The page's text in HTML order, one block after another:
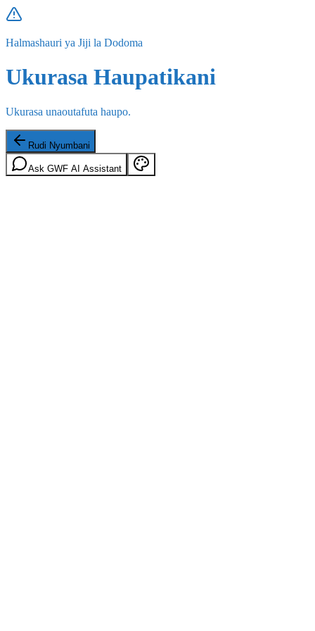
Halmashauri ya Jiji la Dodoma
Ukurasa Haupatikani
Ukurasa unaoutafuta haupo.
Rudi Nyumbani
Ask GWF AI Assistant